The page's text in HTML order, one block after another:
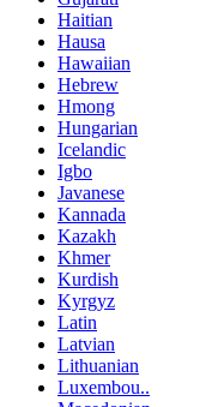
Haitian
Hausa
Hawaiian
Hebrew
Hmong
Hungarian
Icelandic
Igbo
Javanese
Kannada
Kazakh
Khmer
Kurdish
Kyrgyz
Latin
Latvian
Lithuanian
Luxembou..